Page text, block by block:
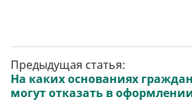
Предыдущая статья:
На каких основаниях
могут отказать в